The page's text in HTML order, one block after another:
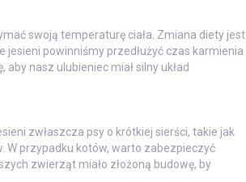
swoją temperaturę ciała. Zmiana diety jest
jesieni powinniśmy przedłużyć czas karmienia
nasz ulubieniec miał silny układ
zwłaszcza psy o krótkiej sierści, takie jak
W przypadku kotów, warto zabezpieczyć
zwierząt miało złożoną budowę, by